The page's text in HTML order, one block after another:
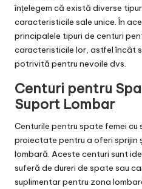
înțelegem că există diverse
caracteristicile sale unice. În
principalele tipuri de centuri
caracteristicile lor, astfel încât
potrivită pentru nevoile dvs.
Centuri pentru
Suport Lombar
Centurile pentru spate femei cu
proiectate pentru a oferi sprijin
lombară. Aceste centuri sunt
suferă de dureri de spate sau
suplimentar pentru zona